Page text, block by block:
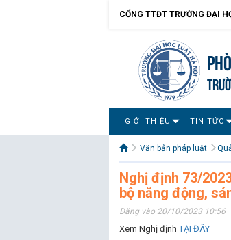
CỔNG TTĐT TRƯỜNG ĐẠI
GIỚI THIỆU TIN TỨC
Văn bản pháp luật
Nghị định 73/
bộ năng động,
Đăng vào 20/10/2023 10:56
Xem Nghị địnhTẠI ĐÂY